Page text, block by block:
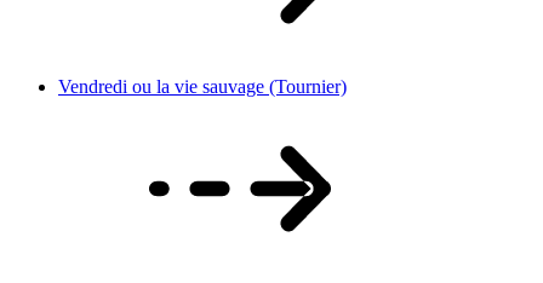
Vendredi ou la vie sauvage (Tournier)